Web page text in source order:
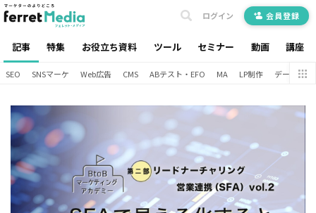
記事 特集 お役立ち資料 ツール セミナー 動画 講座
ログイン 会員登録
SEO SNSマーケ Web広告 CMS ABテスト・EFO MA LP制作 データ分析